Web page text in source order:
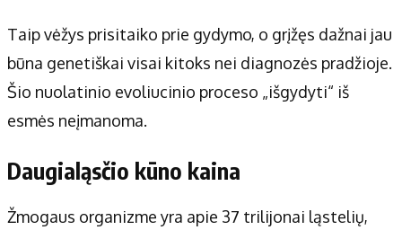
Taip vėžys prisitaiko prie gydymo, o grįžęs dažnai jau
būna genetiškai visai kitoks nei diagnozės pradžioje.
Šio nuolatinio evoliucinio proceso „išgydyti“ iš
esmės neįmanoma.
Daugialąsčio kūno kaina
Žmogaus organizme yra apie 37 trilijonai ląstelių,